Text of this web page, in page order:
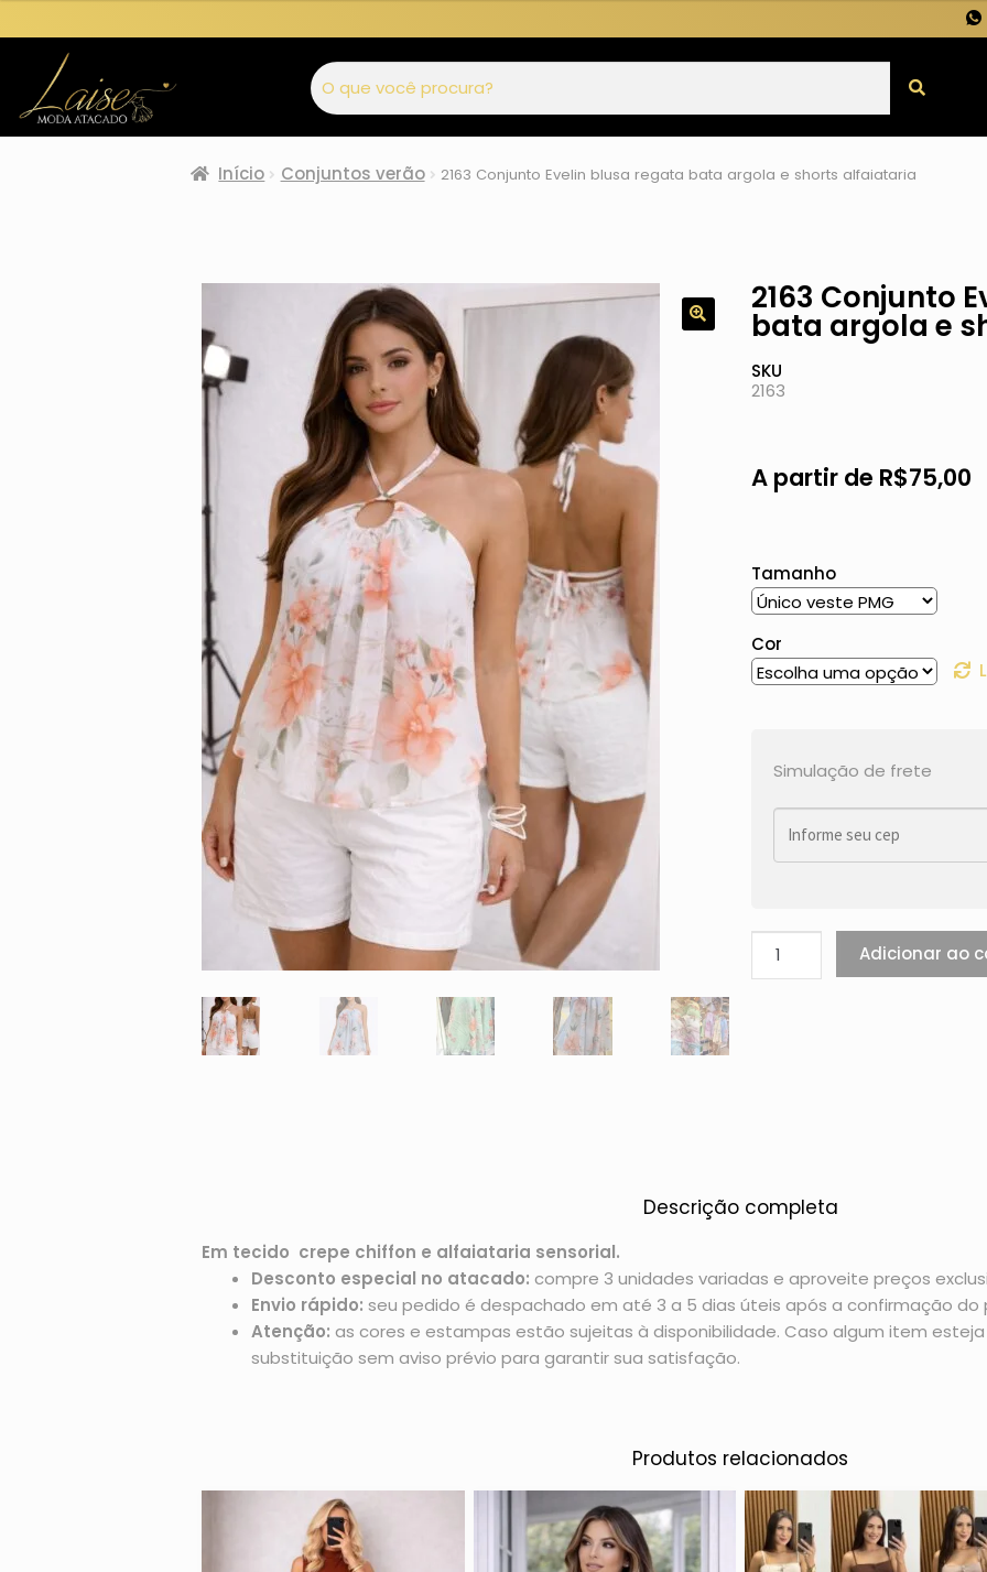
Início Conjuntos verão 2163 Conjunto Evelin blusa regata bata argola e shorts alfaiataria
2163 Conjunto
bata argola e
SKU
2163
A partir de R$75,00
Tamanho
Cor
Simulação de frete
Adicionar ao
Descrição completa
Em tecido crepe chiffon e alfaiataria sensorial.
Desconto especial no atacado: compre 3 unidades variadas e aproveite preços
Envio rápido: seu pedido é despachado em até 3 a 5 dias úteis após a confirmação do
Atenção: as cores e estampas estão sujeitas à disponibilidade. Caso algum item
substituição sem aviso prévio para garantir sua satisfação.
Produtos relacionados